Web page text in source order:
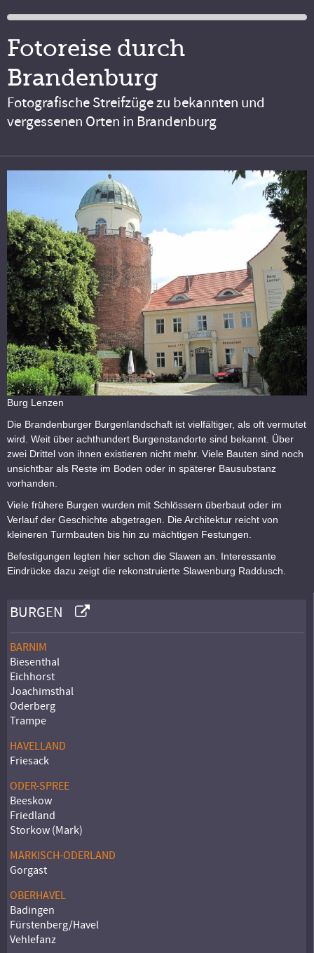
Fotoreise durch
Brandenburg
Fotografische Streifzüge zu bekannten und
vergessenen Orten in Brandenburg
Burg Lenzen
Die Brandenburger Burgenlandschaft ist vielfältiger, als oft vermutet
wird. Weit über achthundert Burgenstandorte sind bekannt. Über
zwei Drittel von ihnen existieren nicht mehr. Viele Bauten sind noch
unsichtbar als Reste im Boden oder in späterer Bausubstanz
vorhanden.
Viele frühere Burgen wurden mit Schlössern überbaut oder im
Verlauf der Geschichte abgetragen. Die Architektur reicht von
kleineren Turmbauten bis hin zu mächtigen Festungen.
Befestigungen legten hier schon die Slawen an. Interessante
Eindrücke dazu zeigt die rekonstruierte Slawenburg Raddusch.
BURGEN
BARNIM
Biesenthal
Eichhorst
Joachimsthal
Oderberg
Trampe
HAVELLAND
Friesack
ODER-SPREE
Beeskow
Friedland
Storkow (Mark)
MÄRKISCH-ODERLAND
Gorgast
OBERHAVEL
Badingen
Fürstenberg/Havel
Vehlefanz